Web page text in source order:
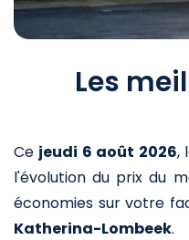
Les
Ce jeudi 6 août 2026,
l'évolution du prix du
économies sur votre
Katherina-Lombeek.